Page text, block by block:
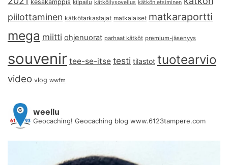
kesäkamppis kilpailu kätköilysovellus kätkön etsiminen
piilottaminen kätkötarkastajat matkalaiset matkaraportti
mega miitti ohjenuorat parhaat kätköt premium-jäsenyys
souvenir tee-se-itse testi tilastot tuotearvio
video vlog wwfm
weellu
Geocaching! Geocaching blog www.6123tampere.com